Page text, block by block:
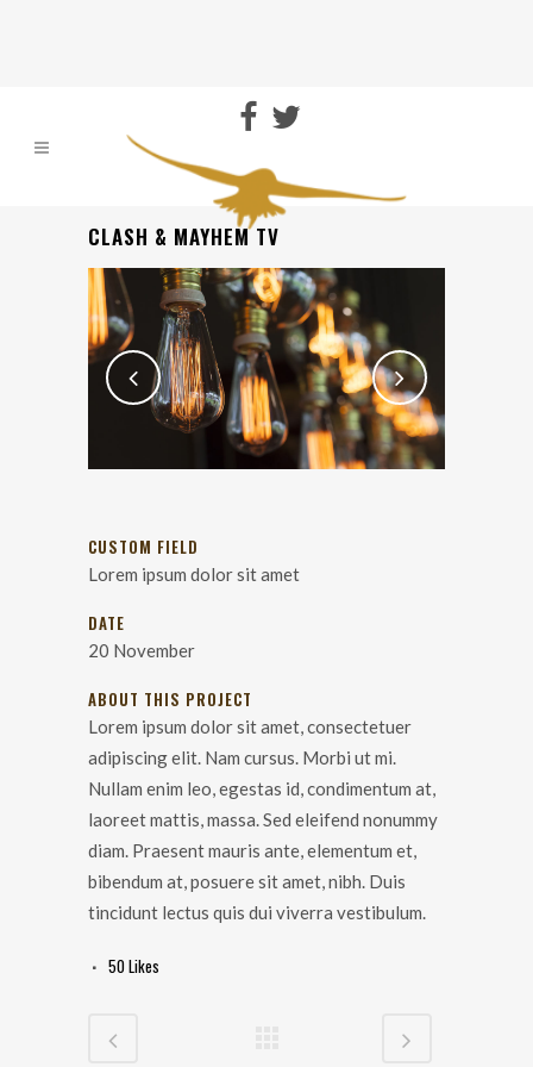
CLASH & MAYHEM TV
CUSTOM FIELD
Lorem ipsum dolor sit amet
DATE
20 November
ABOUT THIS PROJECT
Lorem ipsum dolor sit amet, consectetuer
adipiscing elit. Nam cursus. Morbi ut mi.
Nullam enim leo, egestas id, condimentum at,
laoreet mattis, massa. Sed eleifend nonummy
diam. Praesent mauris ante, elementum et,
bibendum at, posuere sit amet, nibh. Duis
tincidunt lectus quis dui viverra vestibulum.
50Likes